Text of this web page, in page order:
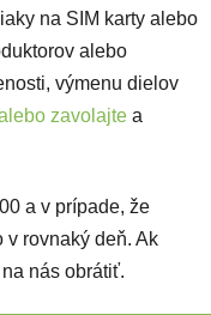
na SIM karty alebo
alebo
výmenu dielov
zavolajte a
a v prípade, že
v rovnaký deň. Ak
nás obrátiť.